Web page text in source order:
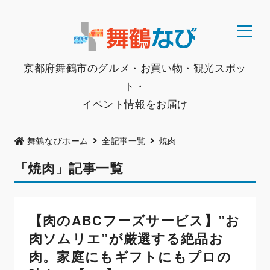
京都府舞鶴市のグルメ・お買い物・観光スポッ
ト・
イベント情報をお届け
舞鶴なびホーム 全記事一覧 焼肉
「焼肉」記事一覧
【肉のABCフーズサービス】”お
肉ソムリエ”が厳選する絶品お
肉。家庭にもギフトにもプロの